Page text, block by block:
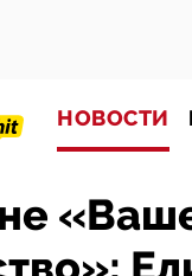
НОВОСТИ